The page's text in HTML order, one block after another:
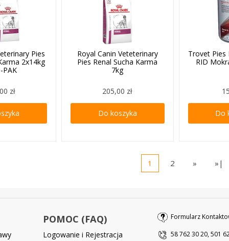
Pies
2x14kg
PAK
zł
Royal Canin Veteterinary
Pies Renal Sucha Karma
7kg
205,00 zł
Do koszyka
Trovet Pies
RID
Do
1 2 » »|
POMOC (FAQ)
Logowanie i Rejestracja
Formularz
58 762 30 20, 501